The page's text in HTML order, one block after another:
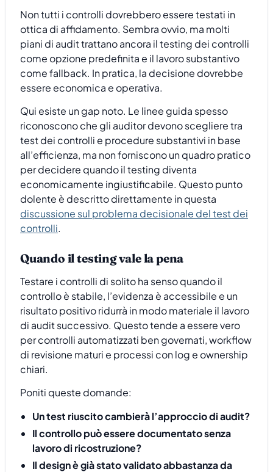
Non tutti i controlli dovrebbero essere testati in
ottica di affidamento. Sembra ovvio, ma molti
piani di audit trattano ancora il testing dei controlli
come opzione predefinita e il lavoro substantivo
come fallback. In pratica, la decisione dovrebbe
essere economica e operativa.
Qui esiste un gap noto. Le linee guida spesso
riconoscono che gli auditor devono scegliere tra
test dei controlli e procedure substantivi in base
all’efficienza, ma non forniscono un quadro pratico
per decidere quando il testing diventa
economicamente ingiustificabile. Questo punto
dolente è descritto direttamente in questa
discussione sul problema decisionale del test dei
controlli.
Quando il testing vale la pena
Testare i controlli di solito ha senso quando il
controllo è stabile, l’evidenza è accessibile e un
risultato positivo ridurrà in modo materiale il lavoro
di audit successivo. Questo tende a essere vero
per controlli automatizzati ben governati, workflow
di revisione maturi e processi con log e ownership
chiari.
Poniti queste domande:
Un test riuscito cambierà l’approccio di audit?
Il controllo può essere documentato senza
lavoro di ricostruzione?
Il design è già stato validato abbastanza da